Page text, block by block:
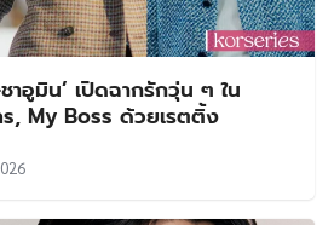
อูมิน’ เปิดฉากรักวุ่น ๆ ใน
My Boss ด้วยเรตติ้ง